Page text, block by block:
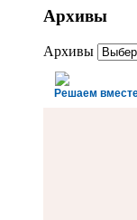
Архивы
Архивы
Решаем